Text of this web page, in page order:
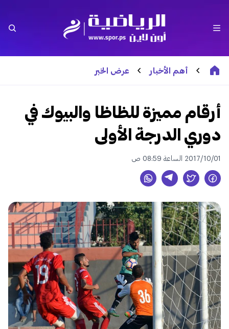
أهم الأخبار عرض الخبر
أرقام مميزة للظاظا والبيوك في
دوري الدرجة الأولى
2017/10/01 الساعة 08:59 ص